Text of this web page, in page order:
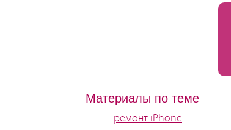
Материалы по теме
ремонт iPhone